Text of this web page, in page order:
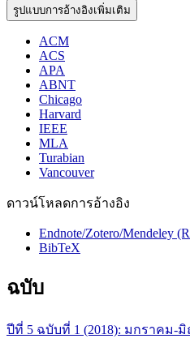
รูปแบบการอ้างอิงเพิ่มเติม
ACM
ACS
APA
ABNT
Chicago
Harvard
IEEE
MLA
Turabian
Vancouver
ดาวน์โหลดการอ้างอิง
Endnote/Zotero/Mendeley
BibTeX
ฉบับ
ปีที่ 5 ฉบับที่ 1 (2018): มกราคม-